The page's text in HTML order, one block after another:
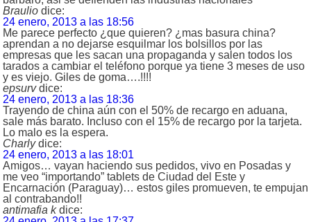
Braulio dice:
24 enero, 2013 a las 18:56
Me parece perfecto ¿que quieren? ¿mas basura china?
aprendan a no dejarse esquilmar los bolsillos por las
empresas que les sacan una propaganda y salen todos los
tarados a cambiar el teléfono porque ya tiene 3 meses de uso
y es viejo. Giles de goma….!!!!
epsurv dice:
24 enero, 2013 a las 18:36
Trayendo de china aún con el 50% de recargo en aduana,
sale más barato. Incluso con el 15% de recargo por la tarjeta.
Lo malo es la espera.
Charly dice:
24 enero, 2013 a las 18:01
Amigos… vayan haciendo sus pedidos, vivo en Posadas y
me veo “importando” tablets de Ciudad del Este y
Encarnación (Paraguay)… estos giles promueven, te empujan
al contrabando!!
antimafia k dice: